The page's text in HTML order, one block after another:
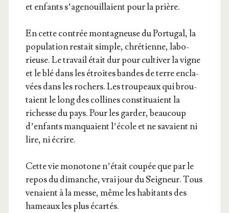
et enfants s’a­ge­nouillaient pour la prière.
En cette contrée mon­ta­gneuse du Por­tu­gal, la
popu­la­tion res­tait simple, chré­tienne, labo­
rieuse. Le tra­vail était dur pour culti­ver la vigne
et le blé dans les étroites bandes de terre encla­
vées dans les rochers. Les trou­peaux qui brou­
taient le long des col­lines consti­tuaient la
richesse du pays. Pour les gar­der, beau­coup
d’en­fants man­quaient l’é­cole et ne savaient ni
lire, ni écrire.
Cette vie mono­tone n’é­tait cou­pée que par le
repos du dimanche, vrai jour du Sei­gneur. Tous
venaient à la messe, même les habi­tants des
hameaux les plus écartés.